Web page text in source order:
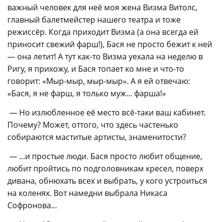
важный человек для неё моя жена Визма Витолс,
главный балетмейстер нашего театра и тоже
режиссёр. Когда приходит Визма (а она всегда ей
приносит свежий фарш!), Бася не просто бежит к ней
— она летит! А тут как-то Визма уехала на неделю в
Ригу, я прихожу, и Бася топает ко мне и что-то
говорит: «Мыр-мыр, мыр-мыр». А я ей отвечаю:
«Бася, я не фарш, я только муж... фарша!»
— Но излюбленное её место всё-таки ваш кабинет.
Почему? Может, оттого, что здесь частенько
собираются маститые артисты, знаменитости?
— ...и простые люди. Бася просто любит общение,
любит пройтись по подголовникам кресел, поверх
дивана, обнюхать всех и выбрать, у кого устроиться
на коленях. Вот намедни выбрала Никаса
Софронова...